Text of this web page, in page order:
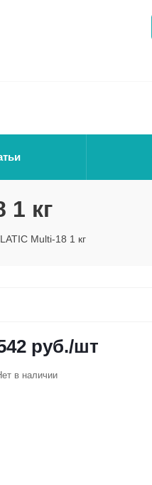
1 кг
Multi-18 1 кг
руб./шт
в наличии